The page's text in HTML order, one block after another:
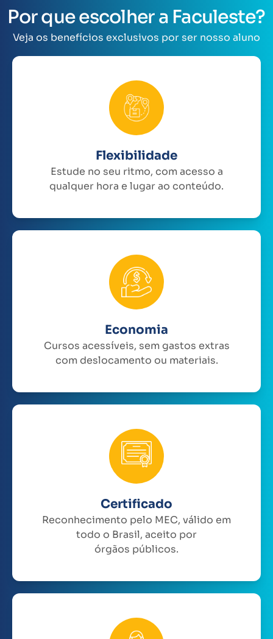
Por que escolher a Faculeste?
Veja os benefícios exclusivos por ser nosso aluno
Flexibilidade
Estude no seu ritmo, com acesso a
qualquer hora e lugar ao conteúdo.
Economia
Cursos acessíveis, sem gastos extras
com deslocamento ou materiais.
Certificado
Reconhecimento pelo MEC, válido em
todo o Brasil, aceito por
órgãos públicos.